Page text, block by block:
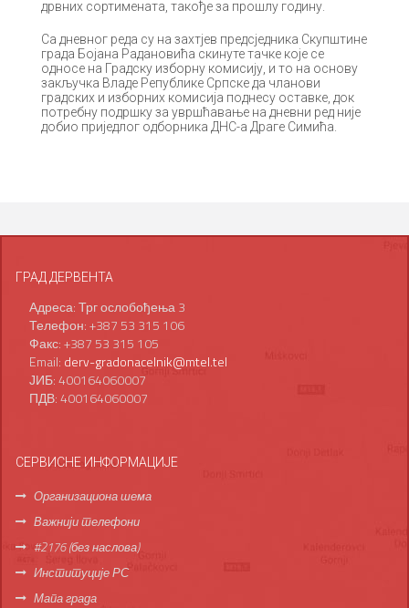
дрвних сортимената, такође за прошлу годину.
Са дневног реда су на захтјев предсједника Скупштине
града Бојана Радановића скинуте тачке које се
односе на Градску изборну комисију, и то на основу
закључка Владе Републике Српске да чланови
градских и изборних комисија поднесу оставке, док
потребну подршку за увршћавање на дневни ред није
добио приједлог одборника ДНС-а Драге Симића.
ГРАД ДЕРВЕНТА
Адреса: Трг ослобођења 3
Телефон: +387 53 315 106
Факс: +387 53 315 105
Email: derv-gradonacelnik@mtel.tel
ЈИБ: 400164060007
ПДВ: 400164060007
СЕРВИСНЕ ИНФОРМАЦИЈЕ
Организациона шема
Важнији телефони
#2176 (без наслова)
Институције РС
Мапа града